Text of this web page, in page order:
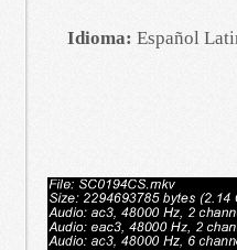
Idioma: Español